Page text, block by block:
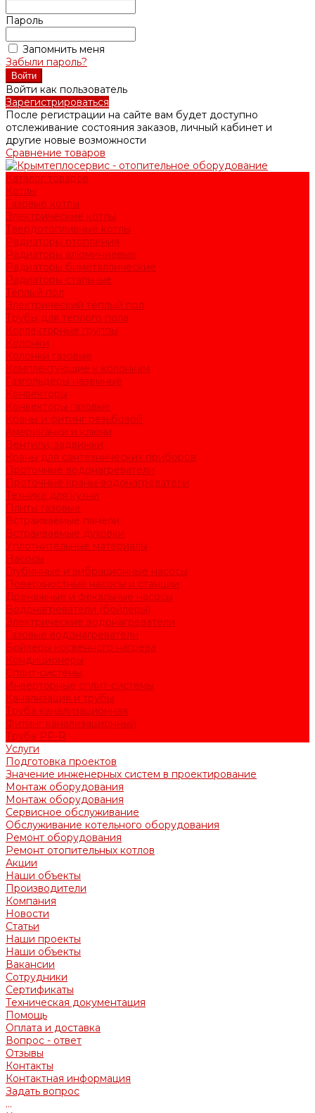
Пароль
Запомнить меня
Забыли пароль?
Войти как пользователь
Зарегистрироваться
После регистрации на сайте вам будет доступно
отслеживание состояния заказов, личный кабинет и
другие новые возможности
Сравнение товаров
Каталог товаров
Котлы
Газовые котлы
Электрические котлы
Твердотопливные котлы
Радиаторы отопления
Радиаторы алюминиевые
Радиаторы биметаллические
Радиаторы стальные
Тёплый пол
Электрический тёплый пол
Трубы для тёплого пола
Коллекторные группы
Колонки
Колонки газовые
Комплектующие к колонкам
Газгольдеры наземные
Конвекторы
Конвекторы газовые
Краны и фитинг резьбовой
Американки и ключи
Вентили, задвижки
Краны для сантехнических приборов
Проточные водонагреватели
Проточные краны-водонагреватели
Техника для кухни
Плиты газовые
Встраиваемые панели
Встраиваемые духовки
Уплотнительные материалы
Насосы
Глубинные и вибрационные насосы
Поверхностные насосы и станции
Дренажные и фекальные насосы
Водонагреватели (бойлеры)
Электрические водонагреватели
Газовые водонагреватели
Бойлеры косвенного нагрева
Кондиционеры
Сплит-системы
Инверторные сплит-системы
Канализация и трубы
Труба канализационная
Фитинг канализационный
Труба PP-R
Услуги
Подготовка проектов
Значение инженерных систем в проектирование
Монтаж оборудования
Монтаж оборудования
Сервисное обслуживание
Обслуживание котельного оборудования
Ремонт оборудования
Ремонт отопительных котлов
Акции
Наши объекты
Производители
Компания
Новости
Статьи
Наши проекты
Наши объекты
Вакансии
Сотрудники
Сертификаты
Техническая документация
Помощь
Оплата и доставка
Вопрос - ответ
Отзывы
Контакты
Контактная информация
Задать вопрос
...